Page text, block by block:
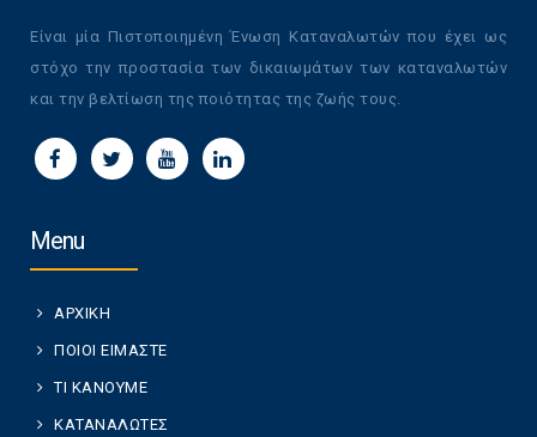
Είναι μία Πιστοποιημένη Ένωση Καταναλωτών που έχει ως
στόχο την προστασία των δικαιωμάτων των καταναλωτών
και την βελτίωση της ποιότητας της ζωής τους.
Menu
ΑΡΧΙΚΗ
ΠΟΙΟΙ ΕΙΜΑΣΤΕ
ΤΙ ΚΑΝΟΥΜΕ
ΚΑΤΑΝΑΛΩΤΕΣ